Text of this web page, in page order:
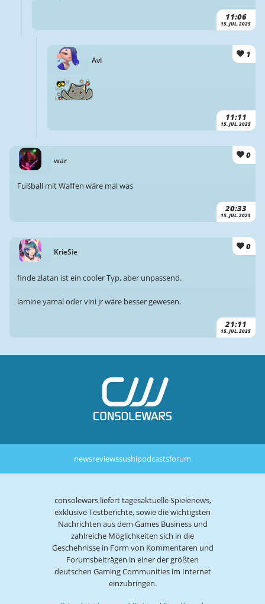
11:06
15. JUL. 2025
Avi
1
11:11
15. JUL. 2025
war
0
20:33
15. JUL. 2025
Fußball mit Waffen wäre mal was
KrieSie
0
21:11
15. JUL. 2025
finde zlatan ist ein cooler Typ, aber unpassend.
lamine yamal oder vini jr wäre besser gewesen.
newsreviewssushipodcastsforum
consolewars liefert tagesaktuelle Spielenews,
exklusive Testberichte, sowie die wichtigsten
Nachrichten aus dem Games Business und
zahlreiche Möglichkeiten sich in die
Geschehnisse in Form von Kommentaren und
Forumsbeiträgen in einer der größten
deutschen Gaming Communities im Internet
einzubringen.